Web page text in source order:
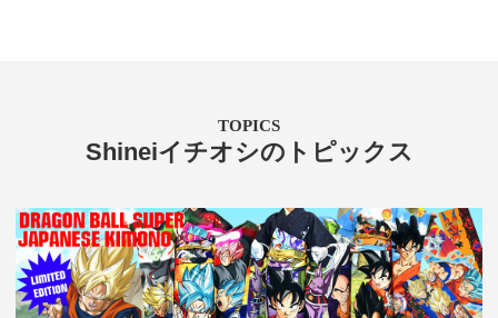
TOPICS
Shineiイチオシのトピックス